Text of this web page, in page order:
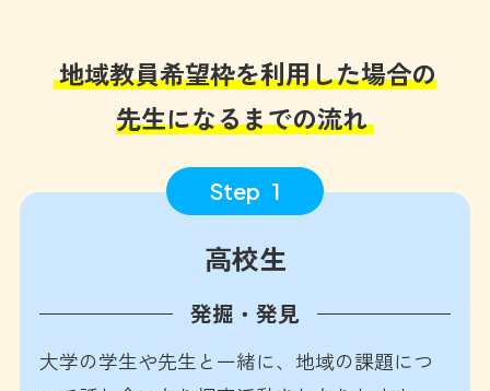
地域教員希望枠を利用した場合の
先生になるまでの流れ
Step 1
高校生
発掘・発見
大学の学生や先生と一緒に、地域の課題につ